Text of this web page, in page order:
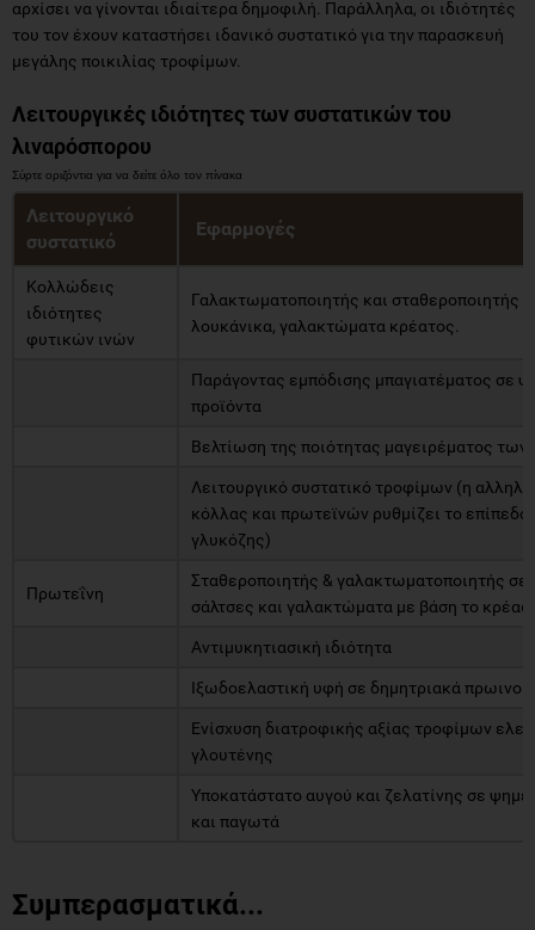
αρχίσει να γίνονται ιδιαίτερα δημοφιλή. Παράλληλα, οι ιδιότητές
του τον έχουν καταστήσει ιδανικό συστατικό για την παρασκευή
μεγάλης ποικιλίας τροφίμων.
Λειτουργικές ιδιότητες των συστατικών του
λιναρόσπορου
Λειτουργικό
συστατικό
Εφαρμογές
Κολλώδεις
ιδιότητες
φυτικών ινών
Γαλακτωματοποιητής και σταθεροποιητής
λουκάνικα, γαλακτώματα κρέατος.
Παράγοντας εμπόδισης μπαγιατέματος σε
προϊόντα
Βελτίωση της ποιότητας μαγειρέματος των
Λειτουργικό συστατικό τροφίμων (η
κόλλας και πρωτεϊνών ρυθμίζει το επίπεδο
γλυκόζης)
Πρωτεΐνη
Σταθεροποιητής & γαλακτωματοποιητής σε
σάλτσες και γαλακτώματα με βάση το κρέας
Αντιμυκητιασική ιδιότητα
Ιξωδοελαστική υφή σε δημητριακά πρωινού
Ενίσχυση διατροφικής αξίας τροφίμων
γλουτένης
Υποκατάστατο αυγού και ζελατίνης σε
και παγωτά
Συμπερασματικά...